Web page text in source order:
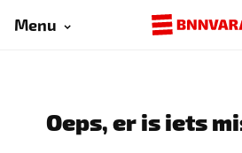
Menu
Oeps, er is iets